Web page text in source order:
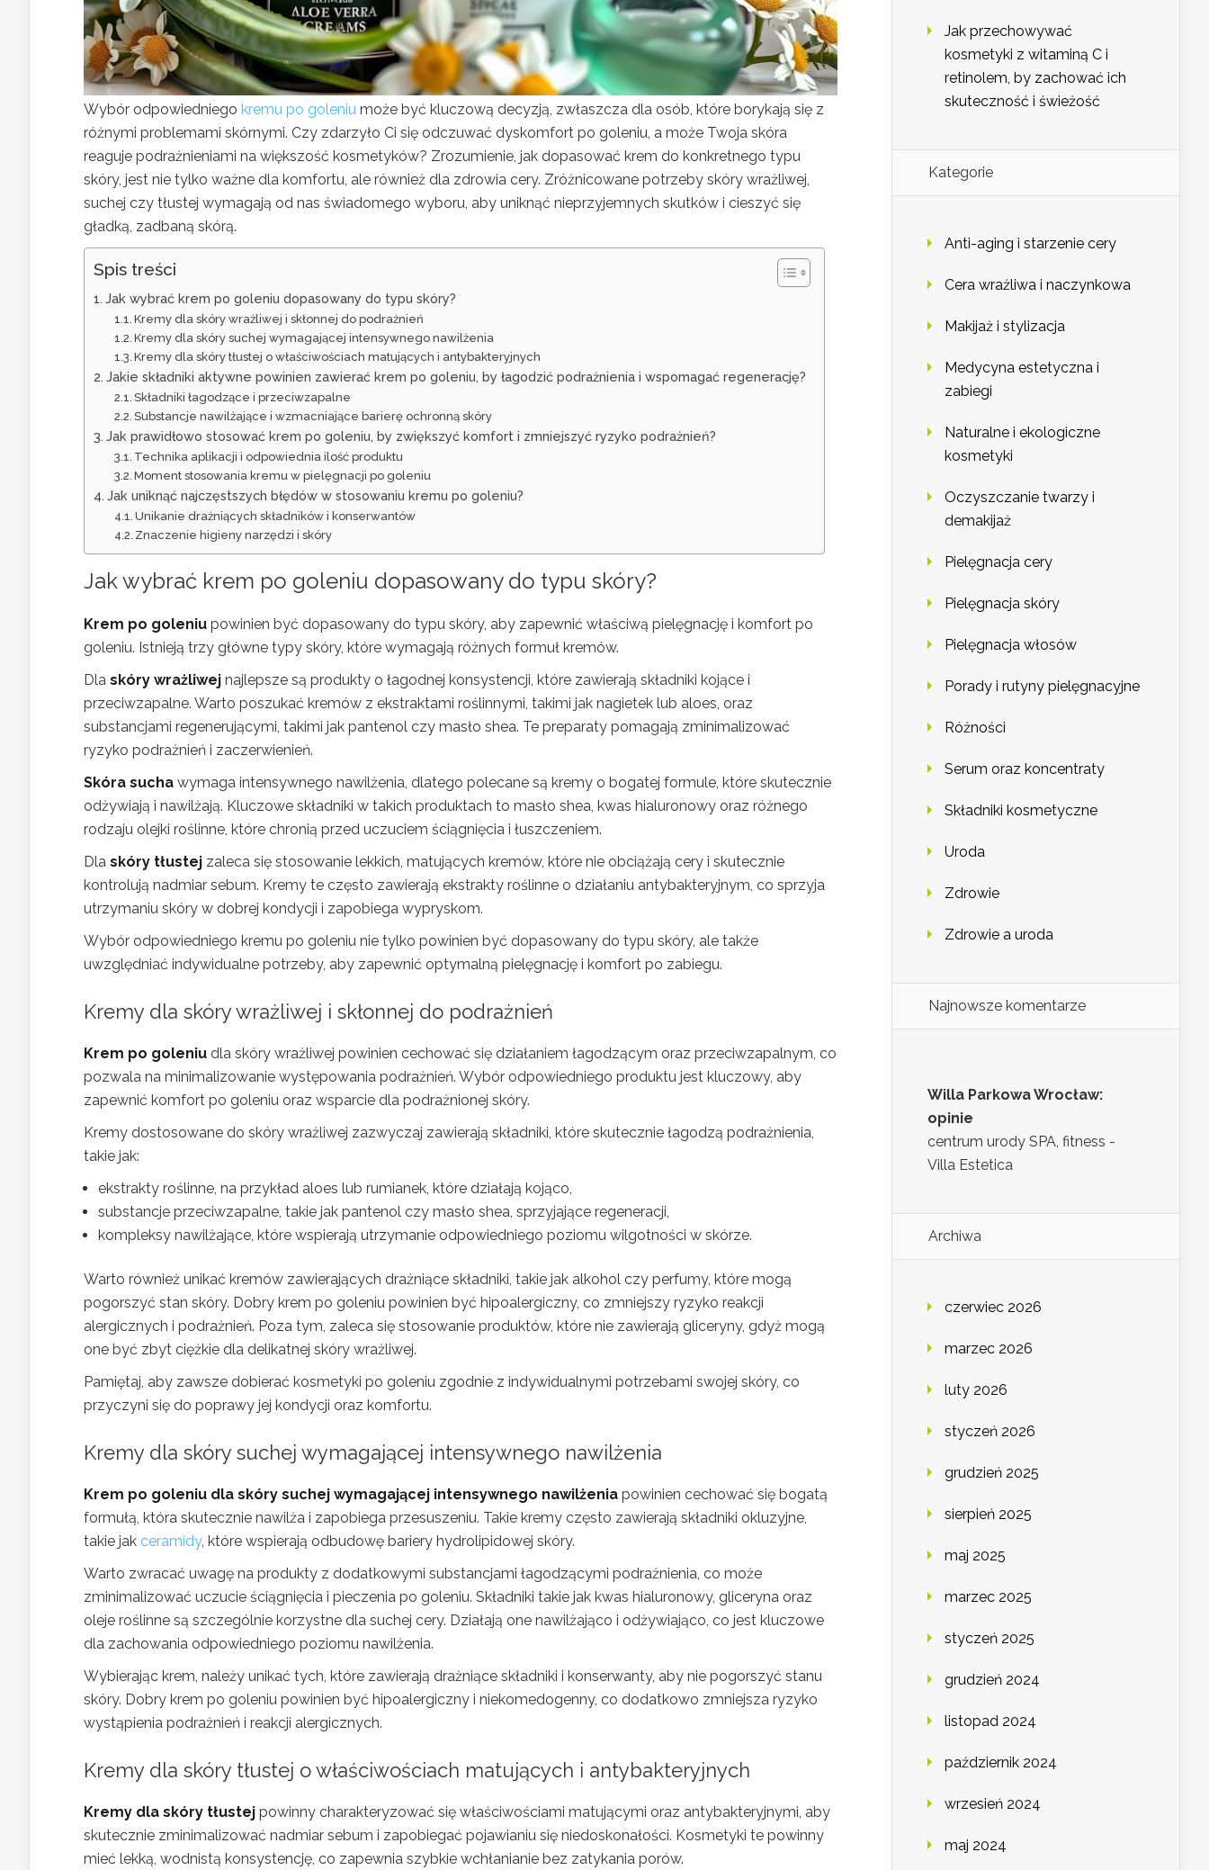
Wybór odpowiedniego kremu po goleniu może być kluczową decyzją, zwłaszcza dla osób, które borykają się z
różnymi problemami skórnymi. Czy zdarzyło Ci się odczuwać dyskomfort po goleniu, a może Twoja skóra
reaguje podrażnieniami na większość kosmetyków? Zrozumienie, jak dopasować krem do konkretnego typu
skóry, jest nie tylko ważne dla komfortu, ale również dla zdrowia cery. Zróżnicowane potrzeby skóry wrażliwej,
suchej czy tłustej wymagają od nas świadomego wyboru, aby uniknąć nieprzyjemnych skutków i cieszyć się
gładką, zadbaną skórą.
Spis treści
Jak wybrać krem po goleniu dopasowany do typu skóry?
Kremy dla skóry wrażliwej i skłonnej do podrażnień
Kremy dla skóry suchej wymagającej intensywnego nawilżenia
Kremy dla skóry tłustej o właściwościach matujących i antybakteryjnych
Jakie składniki aktywne powinien zawierać krem po goleniu, by łagodzić podrażnienia i wspomagać regenerację?
Składniki łagodzące i przeciwzapalne
Substancje nawilżające i wzmacniające barierę ochronną skóry
Jak prawidłowo stosować krem po goleniu, by zwiększyć komfort i zmniejszyć ryzyko podrażnień?
Technika aplikacji i odpowiednia ilość produktu
Moment stosowania kremu w pielęgnacji po goleniu
Jak uniknąć najczęstszych błędów w stosowaniu kremu po goleniu?
Unikanie drażniących składników i konserwantów
Znaczenie higieny narzędzi i skóry
Jak wybrać krem po goleniu dopasowany do typu skóry?
Krem po goleniu powinien być dopasowany do typu skóry, aby zapewnić właściwą pielęgnację i komfort po
goleniu. Istnieją trzy główne typy skóry, które wymagają różnych formuł kremów.
Dla skóry wrażliwej najlepsze są produkty o łagodnej konsystencji, które zawierają składniki kojące i
przeciwzapalne. Warto poszukać kremów z ekstraktami roślinnymi, takimi jak nagietek lub aloes, oraz
substancjami regenerującymi, takimi jak pantenol czy masło shea. Te preparaty pomagają zminimalizować
ryzyko podrażnień i zaczerwienień.
Skóra sucha wymaga intensywnego nawilżenia, dlatego polecane są kremy o bogatej formule, które skutecznie
odżywiają i nawilżają. Kluczowe składniki w takich produktach to masło shea, kwas hialuronowy oraz różnego
rodzaju olejki roślinne, które chronią przed uczuciem ściągnięcia i łuszczeniem.
Dla skóry tłustej zaleca się stosowanie lekkich, matujących kremów, które nie obciążają cery i skutecznie
kontrolują nadmiar sebum. Kremy te często zawierają ekstrakty roślinne o działaniu antybakteryjnym, co sprzyja
utrzymaniu skóry w dobrej kondycji i zapobiega wypryskom.
Wybór odpowiedniego kremu po goleniu nie tylko powinien być dopasowany do typu skóry, ale także
uwzględniać indywidualne potrzeby, aby zapewnić optymalną pielęgnację i komfort po zabiegu.
Kremy dla skóry wrażliwej i skłonnej do podrażnień
Krem po goleniu dla skóry wrażliwej powinien cechować się działaniem łagodzącym oraz przeciwzapalnym, co
pozwala na minimalizowanie występowania podrażnień. Wybór odpowiedniego produktu jest kluczowy, aby
zapewnić komfort po goleniu oraz wsparcie dla podrażnionej skóry.
Kremy dostosowane do skóry wrażliwej zazwyczaj zawierają składniki, które skutecznie łagodzą podrażnienia,
takie jak:
ekstrakty roślinne, na przykład aloes lub rumianek, które działają kojąco,
substancje przeciwzapalne, takie jak pantenol czy masło shea, sprzyjające regeneracji,
kompleksy nawilżające, które wspierają utrzymanie odpowiedniego poziomu wilgotności w skórze.
Warto również unikać kremów zawierających drażniące składniki, takie jak alkohol czy perfumy, które mogą
pogorszyć stan skóry. Dobry krem po goleniu powinien być hipoalergiczny, co zmniejszy ryzyko reakcji
alergicznych i podrażnień. Poza tym, zaleca się stosowanie produktów, które nie zawierają gliceryny, gdyż mogą
one być zbyt ciężkie dla delikatnej skóry wrażliwej.
Pamiętaj, aby zawsze dobierać kosmetyki po goleniu zgodnie z indywidualnymi potrzebami swojej skóry, co
przyczyni się do poprawy jej kondycji oraz komfortu.
Kremy dla skóry suchej wymagającej intensywnego nawilżenia
Krem po goleniu dla skóry suchej wymagającej intensywnego nawilżenia powinien cechować się bogatą
formułą, która skutecznie nawilża i zapobiega przesuszeniu. Takie kremy często zawierają składniki okluzyjne,
takie jak ceramidy, które wspierają odbudowę bariery hydrolipidowej skóry.
Warto zwracać uwagę na produkty z dodatkowymi substancjami łagodzącymi podrażnienia, co może
zminimalizować uczucie ściągnięcia i pieczenia po goleniu. Składniki takie jak kwas hialuronowy, gliceryna oraz
oleje roślinne są szczególnie korzystne dla suchej cery. Działają one nawilżająco i odżywiająco, co jest kluczowe
dla zachowania odpowiedniego poziomu nawilżenia.
Wybierając krem, należy unikać tych, które zawierają drażniące składniki i konserwanty, aby nie pogorszyć stanu
skóry. Dobry krem po goleniu powinien być hipoalergiczny i niekomedogenny, co dodatkowo zmniejsza ryzyko
wystąpienia podrażnień i reakcji alergicznych.
Kremy dla skóry tłustej o właściwościach matujących i antybakteryjnych
Kremy dla skóry tłustej powinny charakteryzować się właściwościami matującymi oraz antybakteryjnymi, aby
skutecznie zminimalizować nadmiar sebum i zapobiegać pojawianiu się niedoskonałości. Kosmetyki te powinny
mieć lekką, wodnistą konsystencję, co zapewnia szybkie wchłanianie bez zatykania porów.
Jak przechowywać
kosmetyki z witaminą C i
retinolem, by zachować ich
skuteczność i świeżość
Kategorie
Anti-aging i starzenie cery
Cera wrażliwa i naczynkowa
Makijaż i stylizacja
Medycyna estetyczna i
zabiegi
Naturalne i ekologiczne
kosmetyki
Oczyszczanie twarzy i
demakijaż
Pielęgnacja cery
Pielęgnacja skóry
Pielęgnacja włosów
Porady i rutyny pielęgnacyjne
Różności
Serum oraz koncentraty
Składniki kosmetyczne
Uroda
Zdrowie
Zdrowie a uroda
Najnowsze komentarze
Willa Parkowa Wrocław:
opinie
centrum urody SPA, fitness -
Villa Estetica
Archiwa
czerwiec 2026
marzec 2026
luty 2026
styczeń 2026
grudzień 2025
sierpień 2025
maj 2025
marzec 2025
styczeń 2025
grudzień 2024
listopad 2024
październik 2024
wrzesień 2024
maj 2024